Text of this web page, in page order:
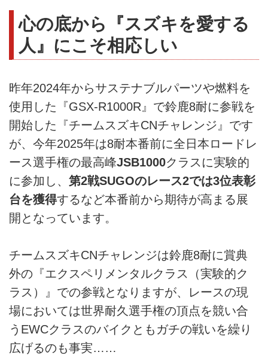
心の底から『スズキを愛する
人』にこそ相応しい
昨年2024年からサステナブルパーツや燃料を
使用した『GSX-R1000R』で鈴鹿8耐に参戦を
開始した『チームスズキCNチャレンジ』です
が、今年2025年は8耐本番前に全日本ロードレ
ース選手権の最高峰JSB1000クラスに実験的
に参加し、 第2戦SUGOのレース2では3位表彰
台を獲得するなど本番前から期待が高まる展
開となっています。
チームスズキCNチャレンジは鈴鹿8耐に賞典
外の『エクスペリメンタルクラス（実験的ク
ラス）』での参戦となりますが、レースの現
場においては世界耐久選手権の頂点を競い合
うEWCクラスのバイクともガチの戦いを繰り
広げるのも事実……